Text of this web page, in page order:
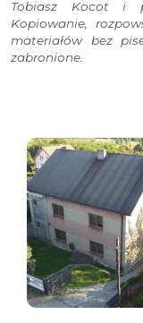
Tobiasz Kocot i
Kopiowanie,
materiałów bez
zabronione.